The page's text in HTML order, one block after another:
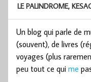
LE PALINDROME,
Un blog qui parle de
(souvent), de livres
voyages (plus
peu tout ce qui me